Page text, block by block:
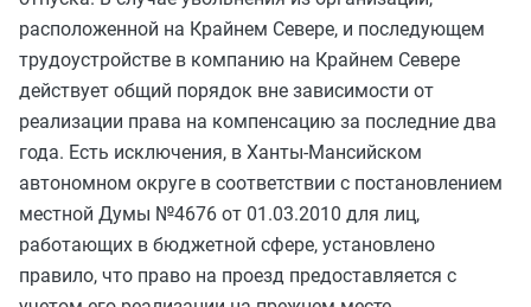
расположенной на Крайнем Севере, и последующем
трудоустройстве в компанию на Крайнем Севере
действует общий порядок вне зависимости от
реализации права на компенсацию за последние два
года. Есть исключения, в Ханты-Мансийском
автономном округе в соответствии с постановлением
местной Думы №4676 от 01.03.2010 для лиц,
работающих в бюджетной сфере, установлено
правило, что право на проезд предоставляется с